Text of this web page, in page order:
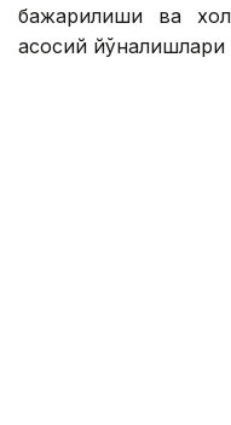
бажарилиши ва
асосий йўналишлари